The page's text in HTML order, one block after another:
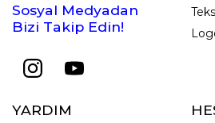
Sosyal Medyadan
Bizi Takip Edin!
YARDIM